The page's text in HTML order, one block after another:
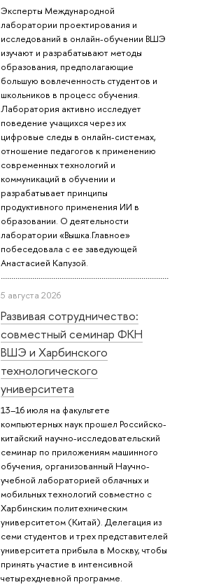
Эксперты Международной
лаборатории проектирования и
исследований в онлайн-обучении ВШЭ
изучают и разрабатывают методы
образования, предполагающие
большую вовлеченность студентов и
школьников в процесс обучения.
Лаборатория активно исследует
поведение учащихся через их
цифровые следы в онлайн-системах,
отношение педагогов к применению
современных технологий и
коммуникаций в обучении и
разрабатывает принципы
продуктивного применения ИИ в
образовании. О деятельности
лаборатории «Вышка.Главное»
побеседовала с ее заведующей
Анастасией Капузой.
5 августа 2026
Развивая сотрудничество:
совместный семинар ФКН
ВШЭ и Харбинского
технологического
университета
13–16 июля на факультете
компьютерных наук прошел Российско-
китайский научно-исследовательский
семинар по приложениям машинного
обучения, организованный Научно-
учебной лабораторией облачных и
мобильных технологий совместно с
Харбинским политехническим
университетом (Китай). Делегация из
семи студентов и трех представителей
университета прибыла в Москву, чтобы
принять участие в интенсивной
четырехдневной программе.